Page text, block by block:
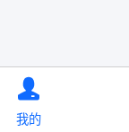
我的